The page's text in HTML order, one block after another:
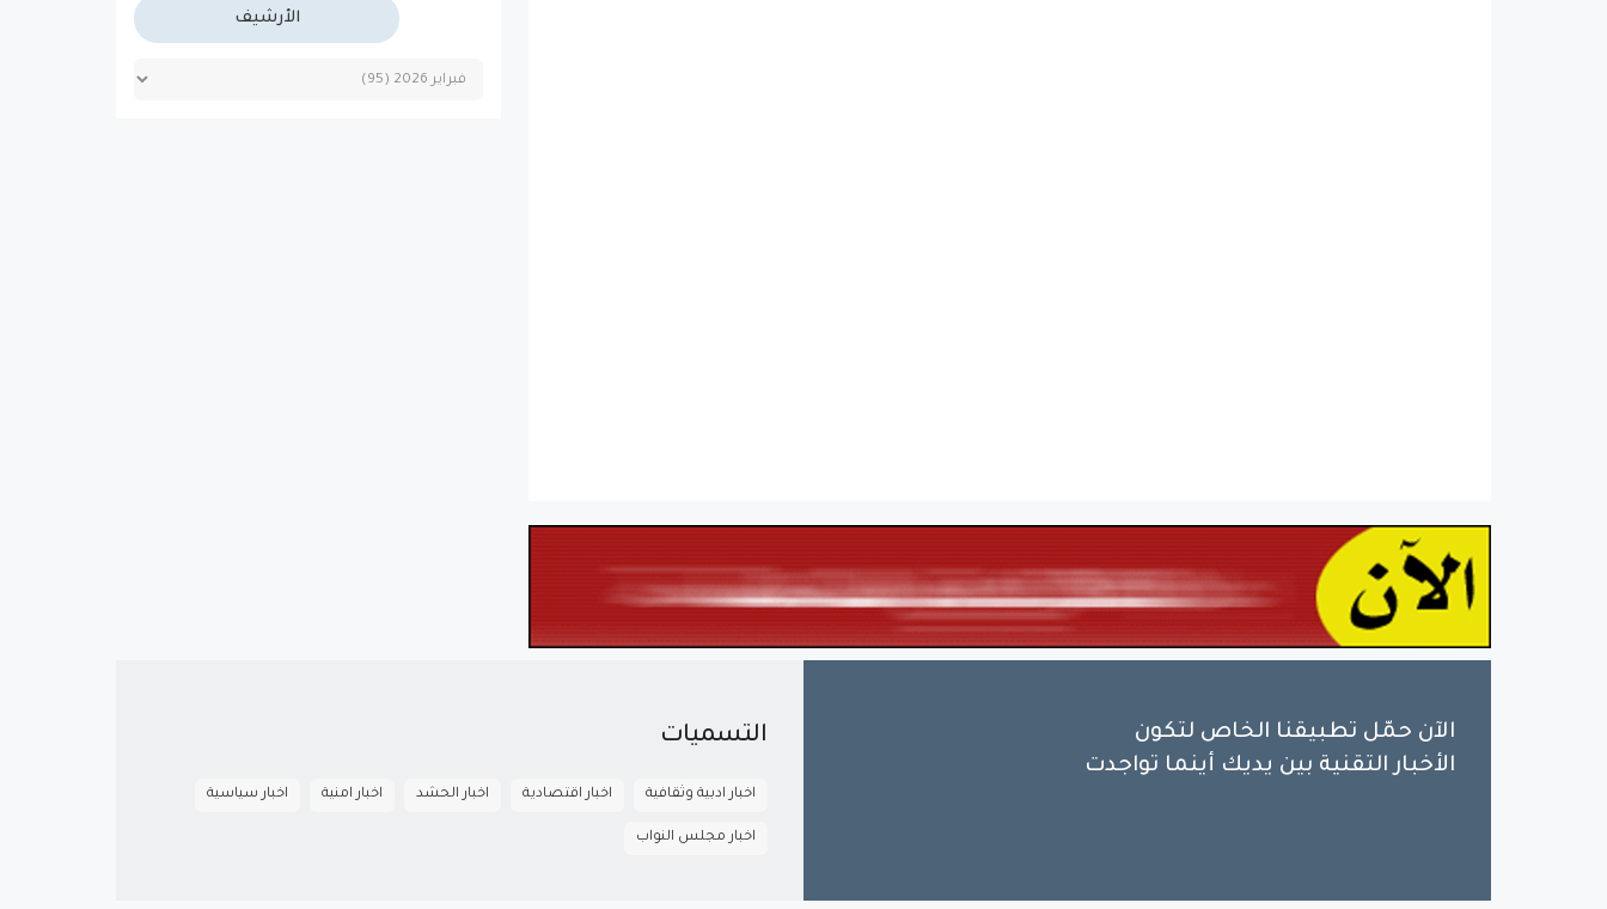
الأرشيف
الآن حمّل تطبيقنا الخاص لتكون
الأخبار التقنية بين يديك أينما تواجدت
التسميات
اخبار ادبية وثقافية اخبار اقتصادية اخبار الحشد اخبار امنية اخبار سياسية
اخبار مجلس النواب